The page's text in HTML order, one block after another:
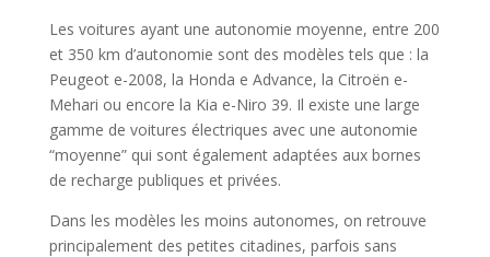
Les voitures ayant une autonomie moyenne, entre 200
et 350 km d’autonomie sont des modèles tels que : la
Peugeot e-2008, la Honda e Advance, la Citroën e-
Mehari ou encore la Kia e-Niro 39. Il existe une large
gamme de voitures électriques avec une autonomie
“moyenne” qui sont également adaptées aux bornes
de recharge publiques et privées.
Dans les modèles les moins autonomes, on retrouve
principalement des petites citadines, parfois sans